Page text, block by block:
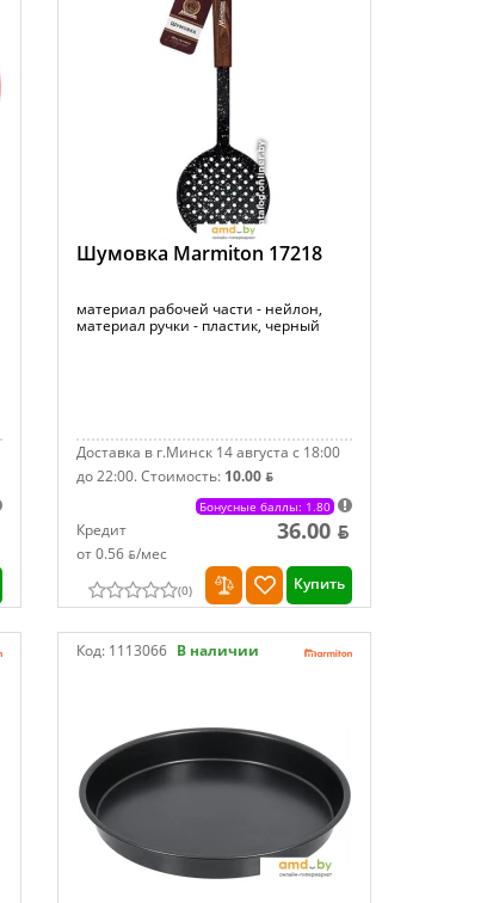
Шумовка Marmiton 17218
материал рабочей части - нейлон,
материал ручки - пластик, черный
Доставка в г.Минск 14 августа с 18:00
до 22:00.Стоимость: 10.00 ƃ
Бонусные баллы: 1.80
Кредит
от 0.56 ƃ/мec
36.00 ƃ
(0) Купить
Код: 1113066 В наличии